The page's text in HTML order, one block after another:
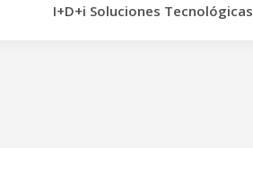
I+D+i Soluciones Tecnológicas